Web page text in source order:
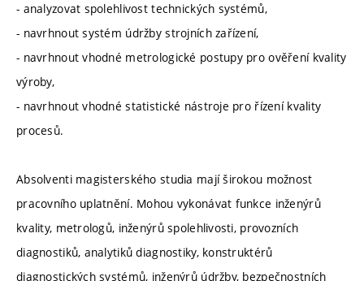
- analyzovat spolehlivost technických systémů,
- navrhnout systém údržby strojních zařízení,
- navrhnout vhodné metrologické postupy pro ověření kvality
výroby,
- navrhnout vhodné statistické nástroje pro řízení kvality
procesů.
Absolventi magisterského studia mají širokou možnost
pracovního uplatnění. Mohou vykonávat funkce inženýrů
kvality, metrologů, inženýrů spolehlivosti, provozních
diagnostiků, analytiků diagnostiky, konstruktérů
diagnostických systémů, inženýrů údržby, bezpečnostních